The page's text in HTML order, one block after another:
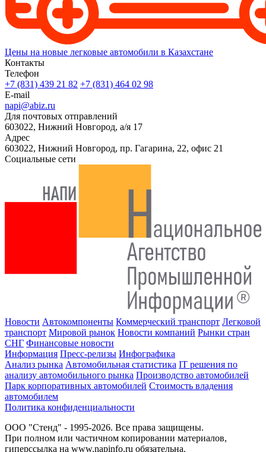
Цены на новые легковые автомобили в Казахстане
Контакты
Телефон
+7 (831) 439 21 82 +7 (831) 464 02 98
E-mail
napi@abiz.ru
Для почтовых отправлений
603022, Нижний Новгород, а/я 17
Адрес
603022, Нижний Новгород, пр. Гагарина, 22, офис 21
Социальные сети
Новости Автокомпоненты Коммерческий транспорт Легковой
транспорт Мировой рынок Новости компаний Рынки стран
СНГ Финансовые новости
Информация Пресс-релизы Инфографика
Анализ рынка Автомобильная статистика IT решения по
анализу автомобильного рынка Производство автомобилей
Парк корпоративных автомобилей Стоимость владения
автомобилем
Политика конфиденциальности
ООО "Стенд" - 1995-2026. Все права защищены.
При полном или частичном копировании материалов,
гиперссылка на www.napinfo.ru обязательна.